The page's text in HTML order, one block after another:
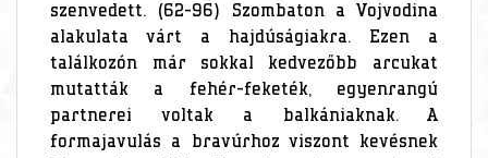
szenvedett. (62-96) Szombaton a Vojvodina
alakulata várt a hajdúságiakra. Ezen a
találkozón már sokkal kedvezőbb arcukat
mutatták a fehér-feketék, egyenrangú
partnerei voltak a balkániaknak. A
formajavulás a bravúrhoz viszont kevésnek